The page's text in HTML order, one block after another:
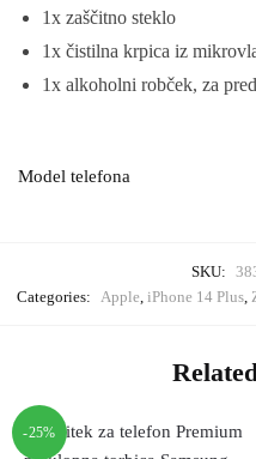
1x zaščitno steklo
1x čistilna krpica iz
1x alkoholni robček, za
Model telefona
SKU:
Categories:
Apple iPhone 14 Plus
-25%